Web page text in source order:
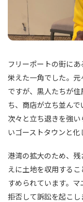
フリーポートの街に
栄えた一角でした。
ですが、黒人たちが
ち、商店が立ち並ん
次々と立ち退きを強
いゴーストタウンと化
港湾の拡大のため、
えに土地を収用する
すめられています。
拒否して訴訟を起こ